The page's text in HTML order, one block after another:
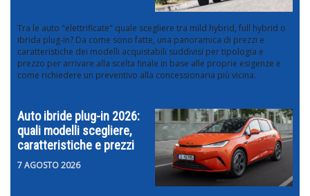
Tra le auto "elettrificate" quale scegliere tra mild hybrid, full hybrid o
ibrida plug-in? Da come sono fatte, una panoramica di prezzi e
caratteristiche dei modelli acquistabili suddivisi per tipologia e
prezzo per arrivare alla scelta finale in base alle proprie esigenze e
come richiedere un preventivo alla concessionaria più vicina.
Auto ibride plug-in 2026:
quali modelli scegliere,
caratteristiche e prezzi
7 AGOSTO 2026